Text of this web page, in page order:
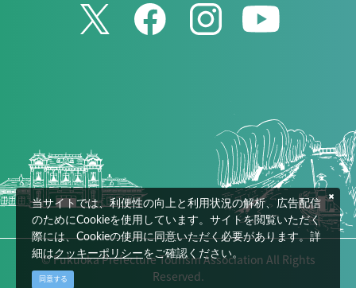
© Fukuoka Prefecture Tourism Association All Rights
Reserved.
当サイトでは、利便性の向上と利用状況の解析、広告配信
のためにCookieを使用しています。サイトを閲覧いただく
際には、Cookieの使用に同意いただく必要があります。詳
細はクッキーポリシーをご確認ください。
同意する